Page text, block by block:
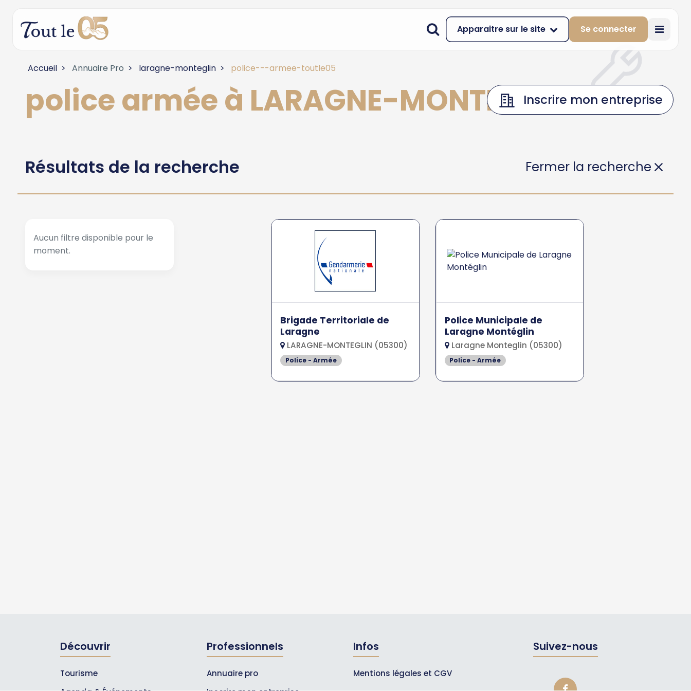
Apparaitre sur le site Se connecter
Accueil Annuaire Pro laragne-monteglin police---armee-toutle05
police armée à LARAGNE-MONTEGLINInscrire mon entreprise
Résultats de la recherche Fermer la recherche
Aucun filtre disponible pour le
moment.
Brigade Territoriale de
Laragne
LARAGNE-MONTEGLIN (05300)
Police - Armée
Police Municipale de
Laragne Montéglin
Laragne Monteglin (05300)
Police - Armée
Découvrir
Tourisme
Professionnels
Annuaire pro
Infos
Mentions légales et CGV
Suivez-nous